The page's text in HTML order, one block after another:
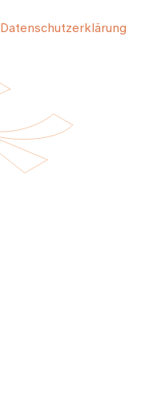
Datenschutzerklärung